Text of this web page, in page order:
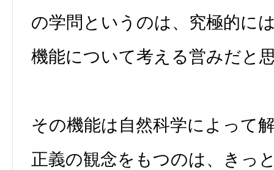
の学問というのは、究極的に
機能について考える営みだと
その機能は自然科学によって
正義の観念をもつのは、きっ